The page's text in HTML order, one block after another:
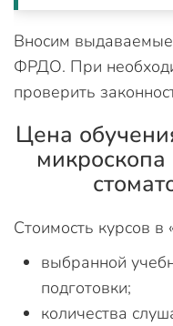
Вносим
ФРДО. При
проверить
Цена
Стоимость курсов
выбранной
подготовки;
количества